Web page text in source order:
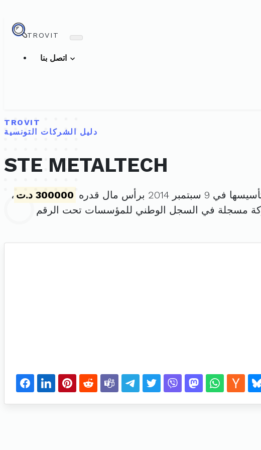
TROVIT
TROVIT
دليل الشركات التونسية
STE METALTECH
9 سبتمبر 2014 برأس مال قدره 300000 د.ت
،
مسجلة في السجل الوطني للمؤسسات تحت الرقم